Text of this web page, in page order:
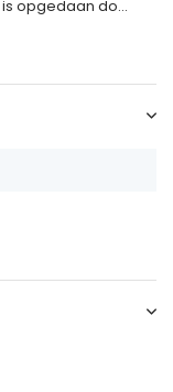
opgedaan do...